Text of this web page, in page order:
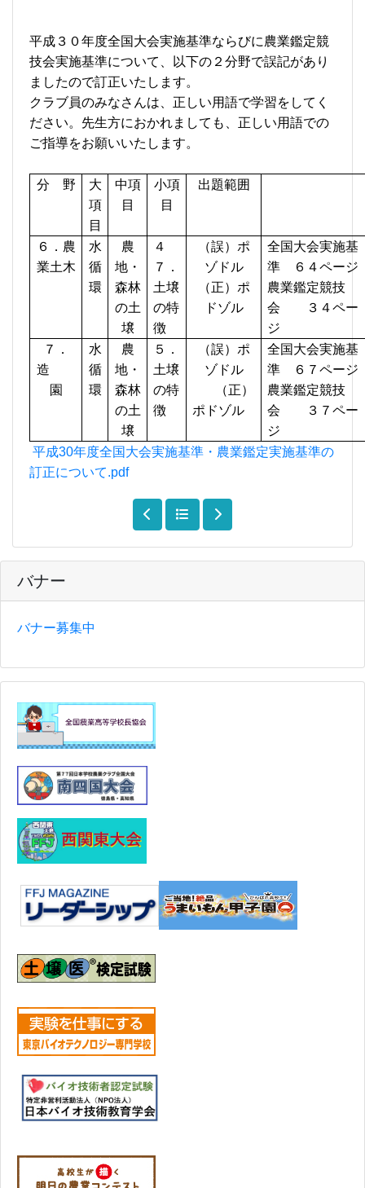
バナー
バナー募集中
平成３０年度全国大会実施基準ならびに農業鑑定競
技会実施基準について、以下の２分野で誤記があり
ましたので訂正いたします。
クラブ員のみなさんは、正しい用語で学習をしてく
ださい。先生方におかれましても、正しい用語での
ご指導をお願いいたします。
分 野
大
項
目
中項
目
小項
目
出題範囲
６．農
業土木
水
循
環
農
地・
森林
の土
壌
４
７．
土壌
の特
徴
（誤）ポ
ゾドル
（正）ポ
ドゾル
全国大会実施基
準 ６４ページ
農業鑑定競技
会 ３４ペー
ジ
７．
造
園
水
循
環
農
地・
森林
の土
壌
５．
土壌
の特
徴
（誤）ポ
ゾドル
（正）
ポドゾル
全国大会実施基
準 ６７ページ
農業鑑定競技
会 ３７ペー
ジ
平成30年度全国大会実施基準・農業鑑定実施基準の
訂正について.pdf